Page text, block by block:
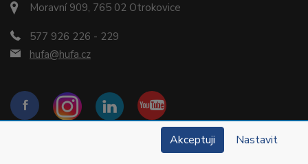
Moravní 909, 765 02 Otrokovice
577 926 226 - 229
hufa@hufa.cz
Akceptuji Nastavit